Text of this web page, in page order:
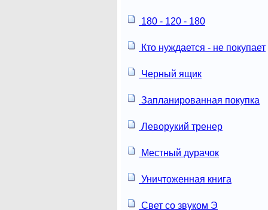
180 - 120 - 180
Кто нуждается - не покупает
Черный ящик
Запланированная покупка
Леворукий тренер
Местный дурачок
Уничтоженная книга
Свет со звуком Э